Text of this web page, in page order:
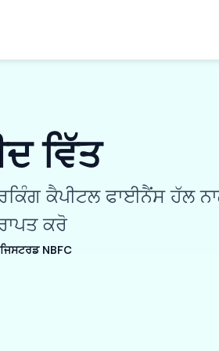
ਵਿੱਤ
ਕੈਪੀਟਲ ਫਾਈਨੈਂਸ ਹੱਲ
ਕਰੋ
NBFC